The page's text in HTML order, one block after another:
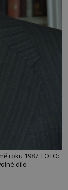
roku 1987. FOTO:
dílo